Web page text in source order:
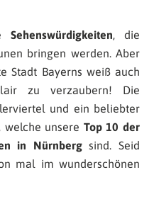
Sehenswürdigkeiten, die
bringen werden. Aber
Stadt Bayerns weiß auch
zu verzaubern! Die
und ein beliebter
welche unsere Top 10 der
in Nürnbergsind. Seid
mal im wunderschönen